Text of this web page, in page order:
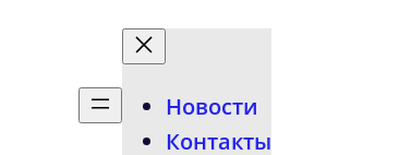
Новости
Контакты